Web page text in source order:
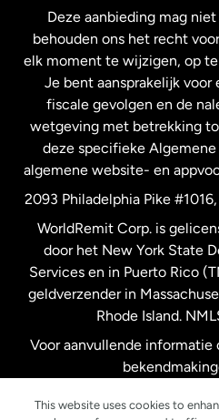
Nieuw-Zeeland
Spanje
Verenigd
Verenigde
Verenigde
Zweden
Deze aanbieding mag
behouden ons het recht
elk moment te wijzigen, op
Je bent aansprakelijk
fiscale gevolgen en de
wetgeving met betrekking
deze specifieke
algemene website- en
2093 Philadelphia Pike
WorldRemit Corp. is
door het New York State
Services en in Puerto Rico
geldverzender in
Rhode Island.
Voor aanvullende
This website uses cookies to